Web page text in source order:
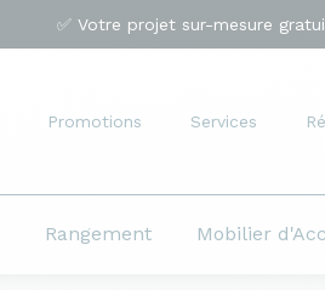
✅ Votre projet sur-mesure
Promotions Services
Rangement Mobilier